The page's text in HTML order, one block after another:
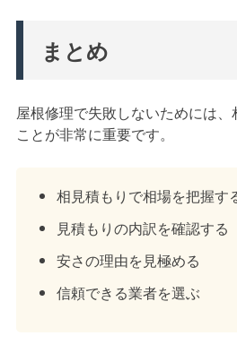
まとめ
屋根修理で失敗しないためには
ことが非常に重要です。
相見積もりで相場を把握す
見積もりの内訳を確認する
安さの理由を見極める
信頼できる業者を選ぶ